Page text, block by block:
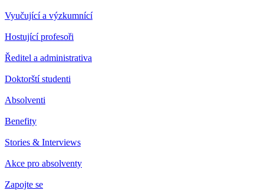
Vyučující a výzkumnící
Hostující profesoři
Ředitel a administrativa
Doktorští studenti
Absolventi
Benefity
Stories & Interviews
Akce pro absolventy
Zapojte se